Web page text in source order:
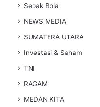
Sepak Bola
NEWS MEDIA
SUMATERA UTARA
Investasi & Saham
TNI
RAGAM
MEDAN KITA